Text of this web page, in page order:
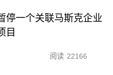
停一个关联马斯克企业
目
阅读 22166